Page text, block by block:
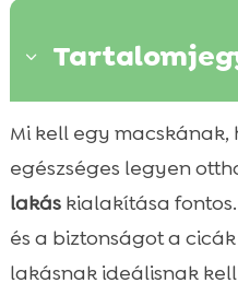
3
 Miért fontos a
kialakítása?

A macskák
A tökéletes
Mi kell egy
egészséges legyen
lakáskialakítása
és a biztonságot a
lakásnak ideálisnak